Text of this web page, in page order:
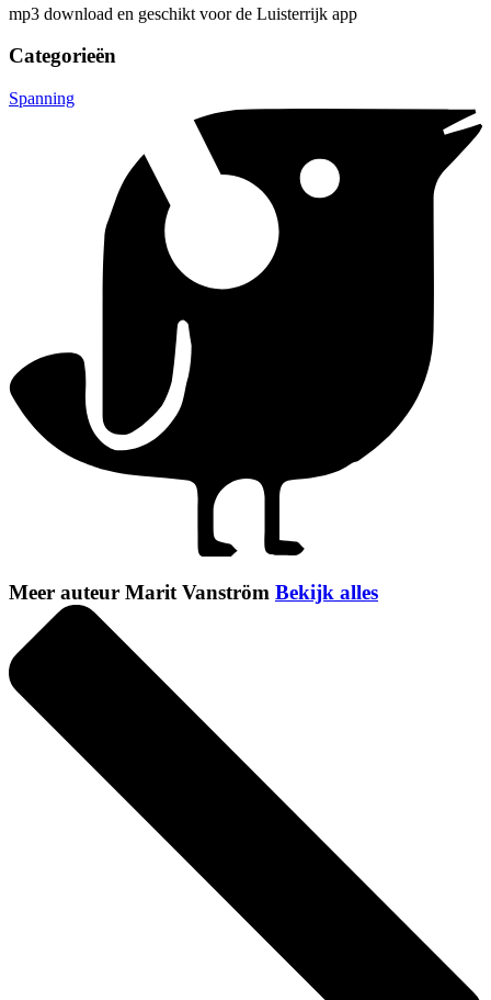
mp3 download en geschikt voor de Luisterrijk app
Categorieën
Spanning
Meer auteur Marit Vanström Bekijk alles